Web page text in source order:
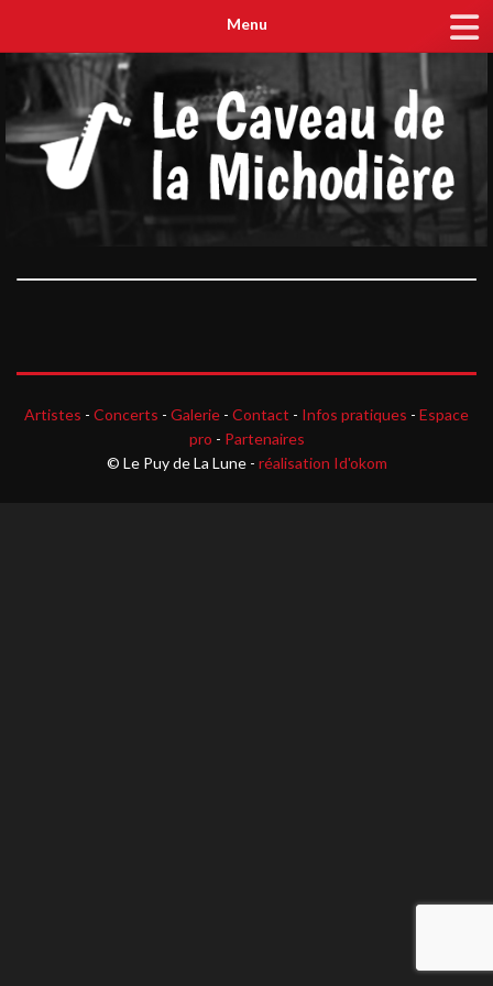
Menu
Artistes - Concerts - Galerie - Contact - Infos pratiques - Espace
pro - Partenaires
© Le Puy de La Lune - réalisation Id'okom